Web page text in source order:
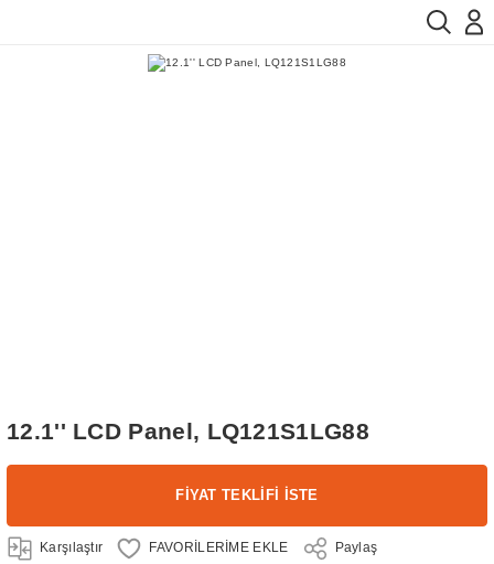
12.1'' LCD Panel, LQ121S1LG88
FİYAT TEKLİFİ İSTE
Karşılaştır Paylaş